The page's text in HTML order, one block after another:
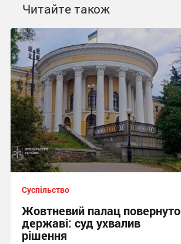
Читайте також
Суспільство
Жовтневий палац повернуто
державі: суд ухвалив
рішення